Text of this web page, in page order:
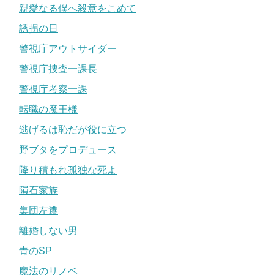
親愛なる僕へ殺意をこめて
誘拐の日
警視庁アウトサイダー
警視庁捜査一課長
警視庁考察一課
転職の魔王様
逃げるは恥だが役に立つ
野ブタをプロデュース
降り積もれ孤独な死よ
隕石家族
集団左遷
離婚しない男
青のSP
魔法のリノベ